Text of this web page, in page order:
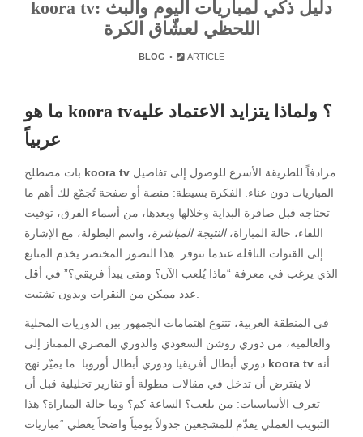
koora tv: دليل ذكي لمباريات اليوم والبث
اللحظي لعشّاق الكرة
BLOG ARTICLE
ما هو koora tv؟ ولماذا يتزايد الاعتماد عليه
عربياً
koora tv
المباريات دون عناء. الفكرة بسيطة: منصة أو صفحة تُجمّع لك أهم ما
تحتاجه قبل صافرة البداية وخلالها وبعدها، من أسماء الفرق، توقيت
اللقاء، حالة المباراة،النتيجة المباشرة، واسم البطولة، مع الإشارة
إلى القنوات الناقلة عندما تتوفر. هذا التصور المختصر يخدم المتابع
الذي يرغب في معرفة “ماذا يُلعب الآن؟ ومتى يبدأ فريقي؟” في أقل
في المنطقة العربية، تتنوع اهتمامات الجمهور بين الدوريات المحلية
والعالمية، من دوري روشن السعودي والدوري المصري الممتاز إلى
koora tv
لا يفترض أن تدخل في مقالات مطولة أو تقارير تحليلية قبل أن
تعرف الأساسيات: من يلعب؟ الساعة كم؟ وما حالة المباراة؟ هذا
التبويب العملي يقدّم للمشجعين جدولاً يومياً واضحاً يغطي “مباريات